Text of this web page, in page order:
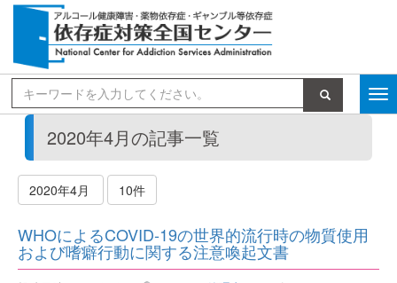
検索
2020年4月の記事一覧
2020年4月 10件
WHOによるCOVID-19の世界的流行時の物質使用
および嗜癖行動に関する注意喚起文書